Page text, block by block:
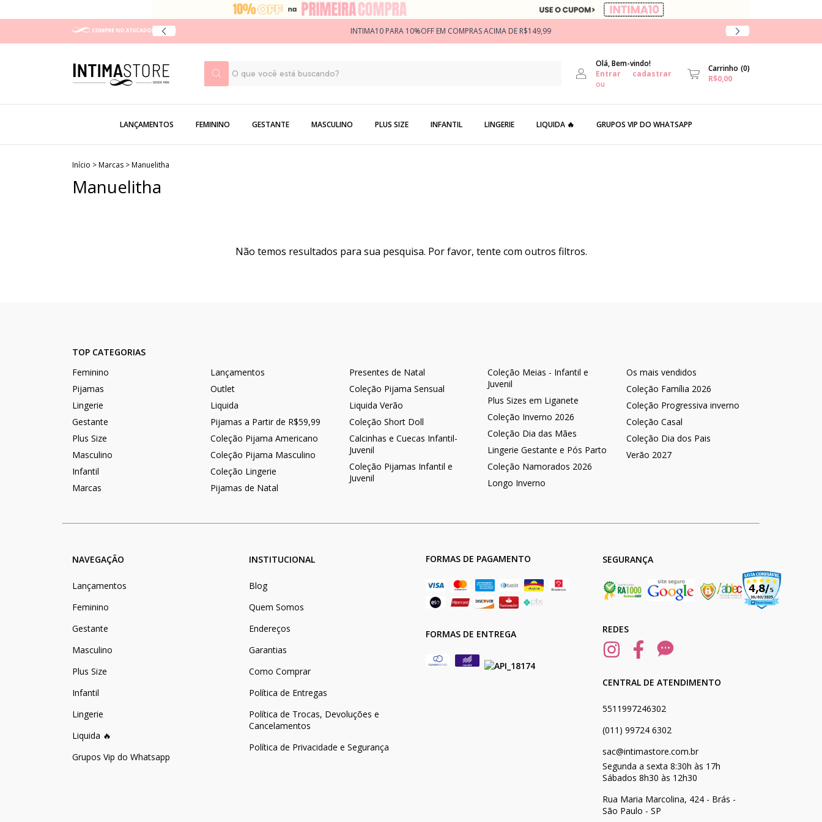
INTIMA10 PARA 10%OFF EM COMPRAS ACIMA DE R$149,99
Olá, Bem-vindo!
Entrar
ou
cadastrar Carrinho (0)
R$0,00
LANÇAMENTOS FEMININO GESTANTE MASCULINO PLUS SIZE INFANTIL LINGERIE LIQUIDA 🔥 GRUPOS VIP DO WHATSAPP
Início >Marcas >Manuelitha
Manuelitha
Não temos resultados para sua pesquisa. Por favor, tente com outros filtros.
TOP CATEGORIAS
Feminino
Pijamas
Lingerie
Gestante
Plus Size
Masculino
Infantil
Marcas
Lançamentos
Outlet
Liquida
Pijamas a Partir de R$59,99
Coleção Pijama Americano
Coleção Pijama Masculino
Coleção Lingerie
Pijamas de Natal
Presentes de Natal
Coleção Pijama Sensual
Liquida Verão
Coleção Short Doll
Calcinhas e Cuecas Infantil-
Juvenil
Coleção Pijamas Infantil e
Juvenil
Coleção Meias - Infantil e
Juvenil
Plus Sizes em Liganete
Coleção Inverno 2026
Coleção Dia das Mães
Lingerie Gestante e Pós Parto
Coleção Namorados 2026
Longo Inverno
Os mais vendidos
Coleção Família 2026
Coleção Progressiva inverno
Coleção Casal
Coleção Dia dos Pais
Verão 2027
NAVEGAÇÃO
Lançamentos
Feminino
Gestante
Masculino
Plus Size
Infantil
Lingerie
Liquida 🔥
Grupos Vip do Whatsapp
INSTITUCIONAL
Blog
Quem Somos
Endereços
Garantias
Como Comprar
Política de Entregas
Política de Trocas, Devoluções e
Cancelamentos
Política de Privacidade e Segurança
FORMAS DE PAGAMENTO
FORMAS DE ENTREGA
SEGURANÇA
REDES
CENTRAL DE ATENDIMENTO
5511997246302
(011) 99724 6302
sac@intimastore.com.br
Segunda a sexta 8:30h às 17h
Sábados 8h30 às 12h30
Rua Maria Marcolina, 424 - Brás -
São Paulo - SP